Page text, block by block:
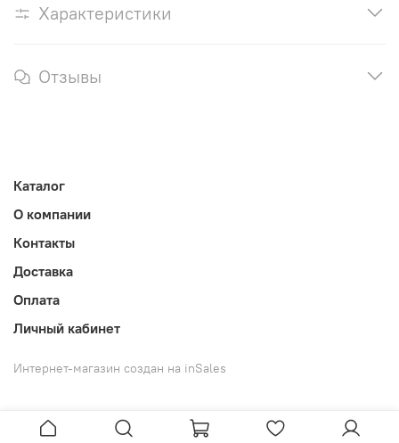
Характеристики
Отзывы
Каталог
О компании
Контакты
Доставка
Оплата
Личный кабинет
Интернет-магазин создан на inSales